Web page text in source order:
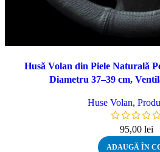
Husă Volan din Piele Naturală
Diametru 37–39 cm,
Huse Volan,
95,00 lei
ADAUGĂ ÎN